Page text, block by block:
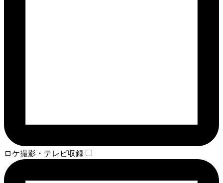
ロケ撮影・テレビ収録